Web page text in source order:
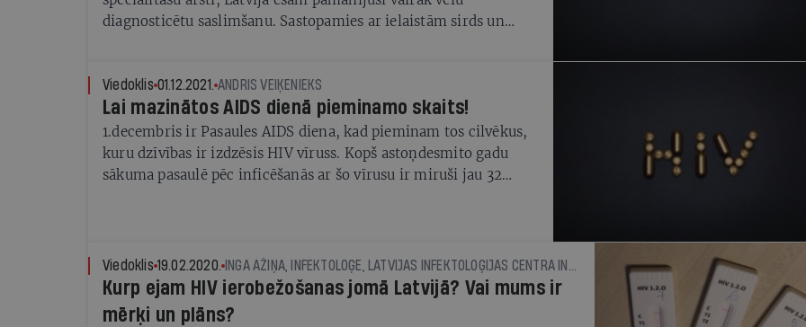
diagnosticētu saslimšanu. Sastopamies ar ielaistām sirds un
iespējas samazināja pandēmijas ierobežojumi, taču tagad
situācija ir normalizējusies, un fakts, ka cilvēki Latvijā ar
veselības problēmām laikus nevēršas pie mediķiem, ir
satraucoša tendence.
Viedoklis 01.12.2021. ANDRIS VEIĶENIEKS
Lai mazinātos AIDS dienā pieminamo skaits!
1.decembris ir Pasaules AIDS diena, kad pieminam tos cilvēkus,
kuru dzīvības ir izdzēsis HIV vīruss. Kopš astoņdesmito gadu
sākuma pasaulē pēc inficēšanās ar šo vīrusu ir miruši jau 32
šīs infekcijas slimības izplatību un neatdotu tai brīvprātīgi
Latvijas cilvēku dzīvības.
Viedoklis 19.02.2020.
Kurp ejam HIV ierobežošanas jomā Latvijā? Vai mums ir
mērķi un plāns?